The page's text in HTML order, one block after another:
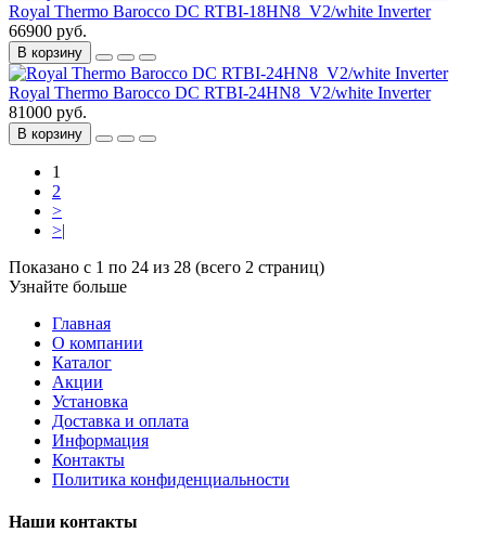
Royal Thermo Barocco DC RTBI-18HN8_V2/white Inverter
66900 руб.
В корзину
Royal Thermo Barocco DC RTBI-24HN8_V2/white Inverter
81000 руб.
В корзину
1
2
>
>|
Показано с 1 по 24 из 28 (всего 2 страниц)
Узнайте больше
Главная
О компании
Каталог
Акции
Установка
Доставка и оплата
Информация
Контакты
Политика конфиденциальности
Наши контакты